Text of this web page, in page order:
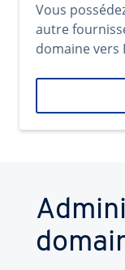
Vous
autre
domaine vers